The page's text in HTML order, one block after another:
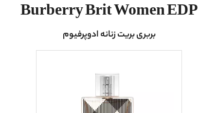
Burberry Brit Women EDP
بربری بریت زنانه ادوپرفیوم